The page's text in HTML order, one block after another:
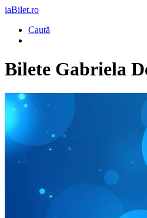
iaBilet.ro
Caută
Bilete Gabriela